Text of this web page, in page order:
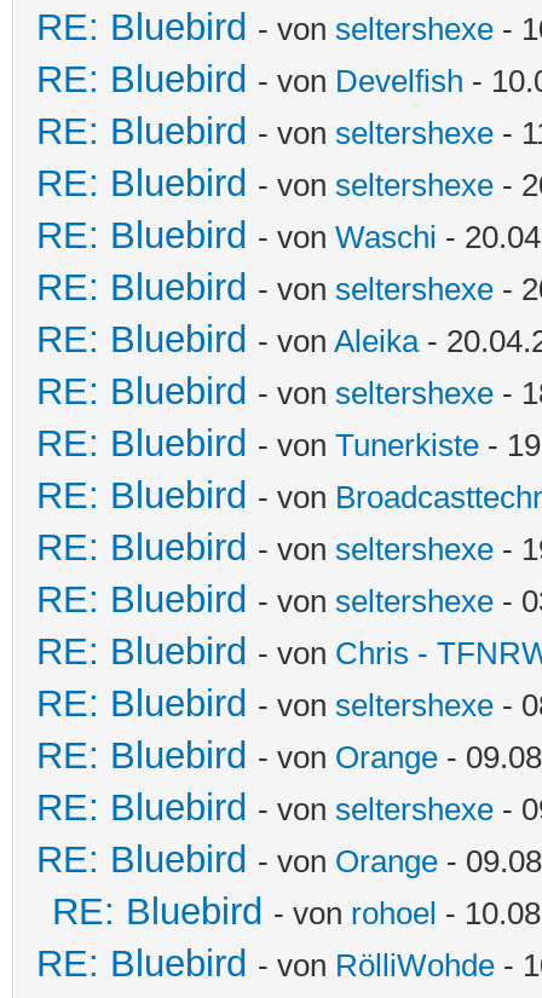
RE: Bluebird - von seltershexe -
RE: Bluebird - von Develfish -
RE: Bluebird - von seltershexe -
RE: Bluebird - von seltershexe -
RE: Bluebird - von Waschi -
RE: Bluebird - von seltershexe -
RE: Bluebird - von Aleika-
RE: Bluebird - von seltershexe -
RE: Bluebird - von Tunerkiste -
RE: Bluebird - von
RE: Bluebird - von seltershexe -
RE: Bluebird - von seltershexe -
RE: Bluebird - von Chris -
RE: Bluebird - von seltershexe -
RE: Bluebird - von Orange -
RE: Bluebird - von seltershexe -
RE: Bluebird - von Orange -
RE: Bluebird - von rohoel -
RE: Bluebird - von RölliWohde -